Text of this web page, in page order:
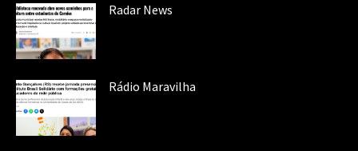
Radar News
Rádio Maravilha